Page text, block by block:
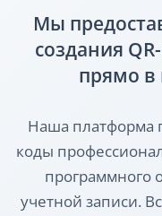
Мы
создания
прямо в
Наша платформа
коды
программного
учетной записи.